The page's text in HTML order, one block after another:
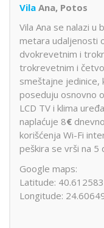
Vila Ana, Potos
Vila Ana se nalazi u
metara udaljenosti
dvokrevetnim i
trokrevetnim i
smeštajne jedinice,
poseduju osnovno
LCD TV i klima
naplaćuje 8€
korišćenja Wi-Fi
peškira se vrši na 5
Google maps:
Latitude: 40.612583
Longitude: